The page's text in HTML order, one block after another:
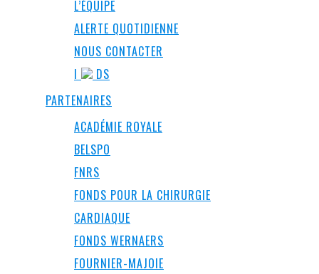
L’ÉQUIPE
ALERTE QUOTIDIENNE
NOUS CONTACTER
I
DS
PARTENAIRES
ACADÉMIE ROYALE
BELSPO
FNRS
FONDS POUR LA CHIRURGIE
CARDIAQUE
FONDS WERNAERS
FOURNIER-MAJOIE